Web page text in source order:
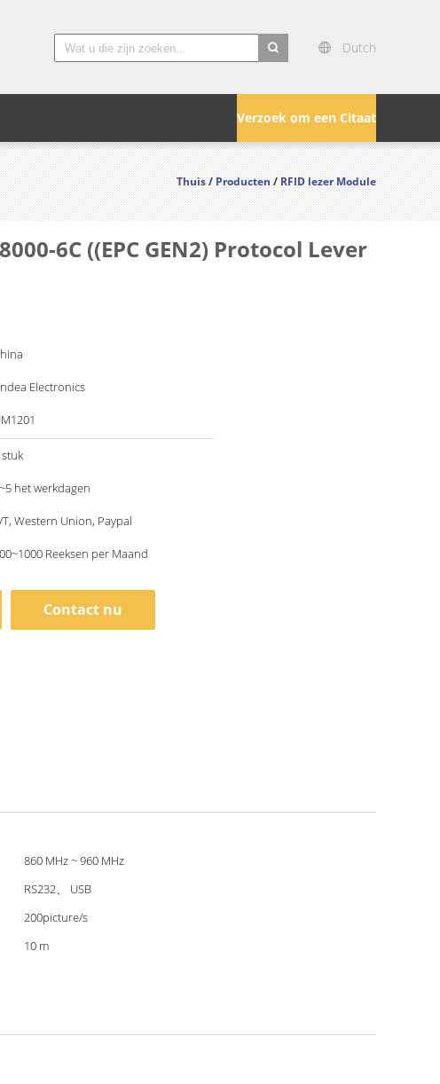
Dutch
Verzoek om een Citaat
Thuis/Producten/RFID lezer Module
6C ((EPC GEN2) Protocol Lever
Electronics
stuk
het werkdagen
T, Western Union, Paypal
Reeksen per Maand
Contact nu
860 MHz ~ 960 MHz
RS232、 USB
200picture/s
10 m